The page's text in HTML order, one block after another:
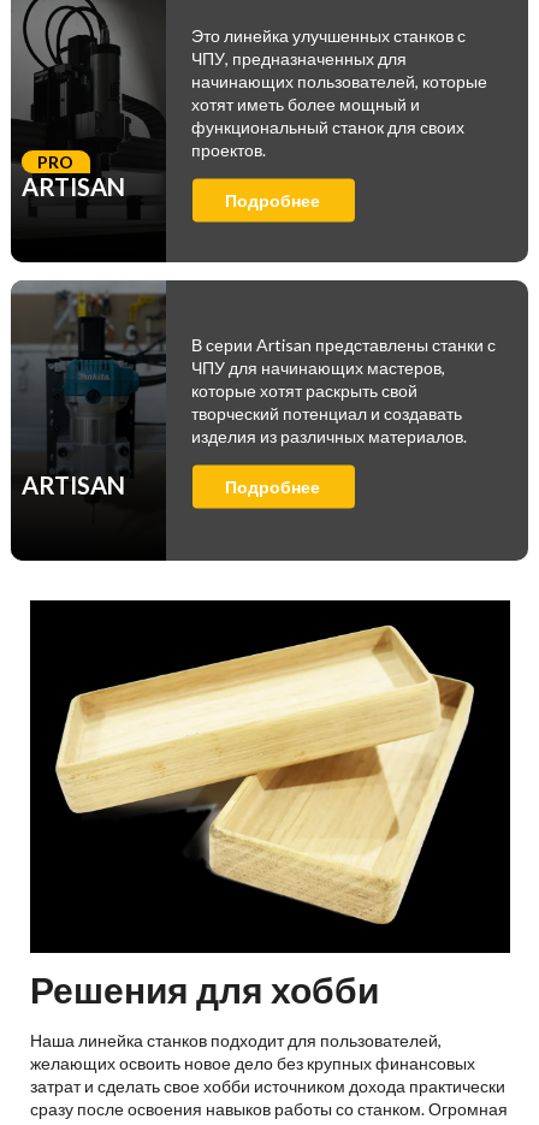
ARTISAN
PRO
Это линейка улучшенных станков с
ЧПУ, предназначенных для
начинающих пользователей, которые
хотят иметь более мощный и
функциональный станок для своих
проектов.
Подробнее
ARTISAN
В серии Artisan представлены станки с
ЧПУ для начинающих мастеров,
которые хотят раскрыть свой
творческий потенциал и создавать
изделия из различных материалов.
Подробнее
Решения для хобби
Наша линейка станков подходит для пользователей,
желающих освоить новое дело без крупных финансовых
затрат и сделать свое хобби источником дохода практически
сразу после освоения навыков работы со станком. Огромная